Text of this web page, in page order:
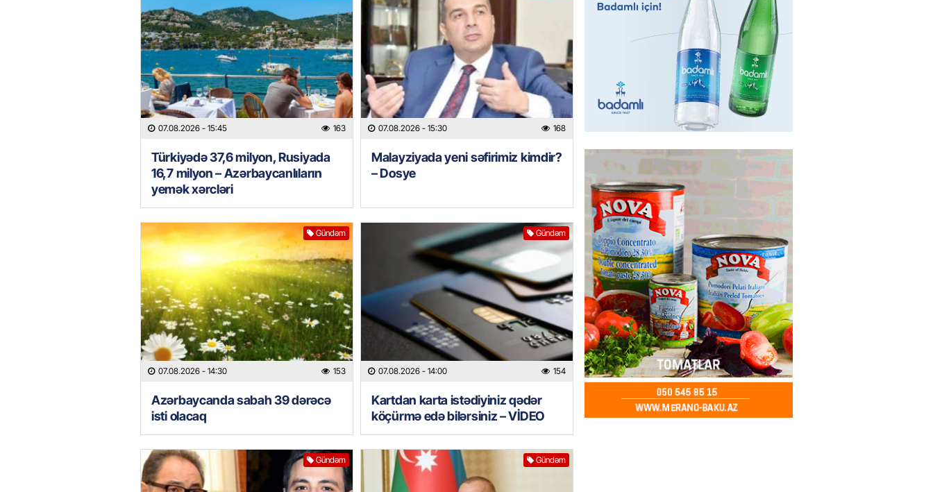
07.08.2026 - 15:45 163
Türkiyədə 37,6 milyon, Rusiyada
16,7 milyon – Azərbaycanlıların
yemək xərcləri
07.08.2026 - 15:30 168
Malayziyada yeni səfirimiz kimdir?
– Dosye
Gündəm
07.08.2026 - 14:30 153
Azərbaycanda sabah 39 dərəcə
isti olacaq
Gündəm
07.08.2026 - 14:00 154
Kartdan karta istədiyiniz qədər
köçürmə edə bilərsiniz – VİDEO
Gündəm Gündəm
07.08.2026- 15:30 168
Türkiyə, Səudiyyə Ərəbistanı və
Pakistan arasında Məkkə müdafiə
sazişi imzalanıb
07.08.2026- 15:15 146
Tramp Ukraynaya bu silahı verməkdən
imtina etdi: ABŞ-ın özünün bu raketlərə
ehtiyacı var
07.08.2026- 15:00
ÖZƏL
İki futbolçu İran millisindən İMTİNA
ETDİ:Bu ölkəni seçdilər
07.08.2026- 14:45 159
GÜNDƏM
Azərbaycanda sabah 39 dərəcə isti
olacaq
07.08.2026- 14:30 153
REKLAM